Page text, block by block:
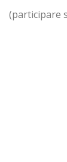
(participare